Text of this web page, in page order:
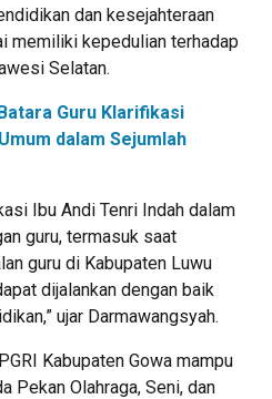
dan kesejahteraan
memiliki kepedulian terhadap
Selatan.
Guru Klarifikasi
dalam Sejumlah
Ibu Andi Tenri Indah dalam
guru, termasuk saat
guru di Kabupaten Luwu
dijalankan dengan baik
ujar Darmawangsyah.
Kabupaten Gowa mampu
Pekan Olahraga, Seni, dan